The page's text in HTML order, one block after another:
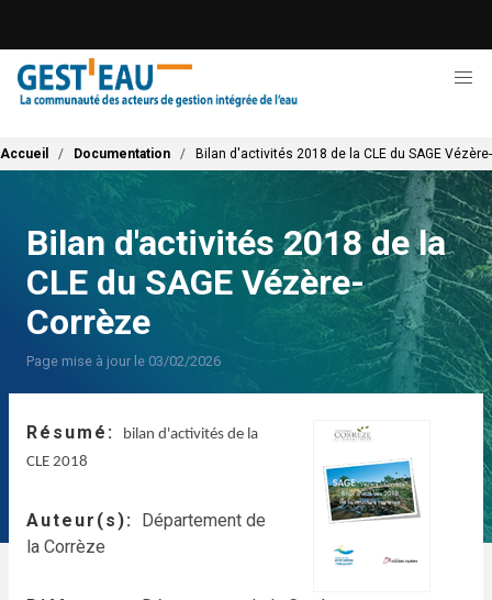
contenu
principal
Fil d'Ariane
Accueil Documentation Bilan d'activités 2018 de la CLE du SAGE
Bilan d'activités 2018 de la
CLE du SAGE Vézère-
Corrèze
Page mise à jour le 03/02/2026
Résumé
bilan d'activités de la
CLE 2018
Auteur(s)
Département de
la Corrèze